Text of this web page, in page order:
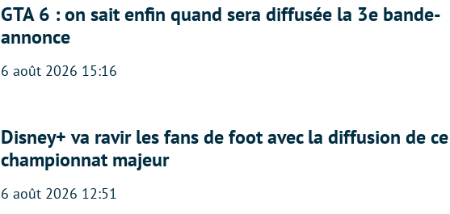
GTA 6 : on sait enfin quand sera diffusée la 3e bande-
annonce
6 août 2026 15:16
Disney+ va ravir les fans de foot avec la diffusion de ce
championnat majeur
6 août 2026 12:51